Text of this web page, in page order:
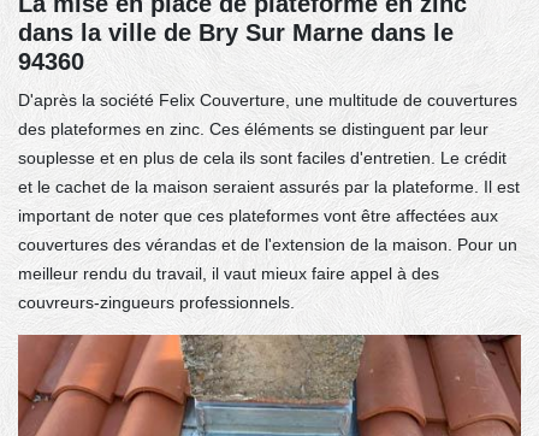
dans la ville de Bry Sur Marne dans le
94360
D'après la société Felix Couverture, une multitude de couvertures
des plateformes en zinc. Ces éléments se distinguent par leur
souplesse et en plus de cela ils sont faciles d'entretien. Le crédit
et le cachet de la maison seraient assurés par la plateforme. Il est
important de noter que ces plateformes vont être affectées aux
couvertures des vérandas et de l'extension de la maison. Pour un
meilleur rendu du travail, il vaut mieux faire appel à des
couvreurs-zingueurs professionnels.